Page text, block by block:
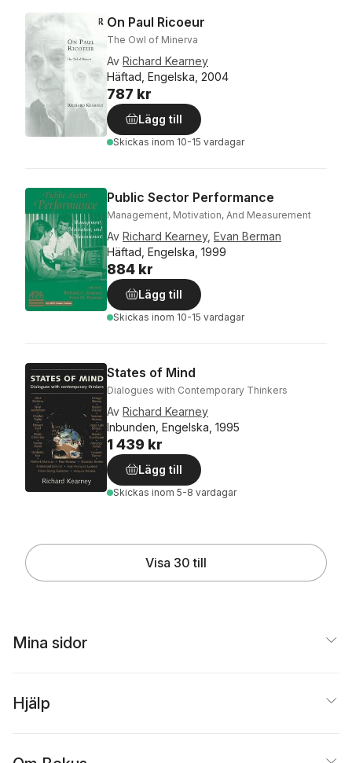
On Paul Ricoeur
The Owl of Minerva
Av Richard Kearney
Häftad, Engelska, 2004
787 kr
Lägg till
Skickas inom 10-15 vardagar
Public Sector Performance
Management, Motivation, And Measurement
Av Richard Kearney, Evan Berman
Häftad, Engelska, 1999
884 kr
Lägg till
Skickas inom 10-15 vardagar
States of Mind
Dialogues with Contemporary Thinkers
Av Richard Kearney
Inbunden, Engelska, 1995
1 439 kr
Lägg till
Skickas inom 5-8 vardagar
Visa 30 till
Mina sidor
Hjälp